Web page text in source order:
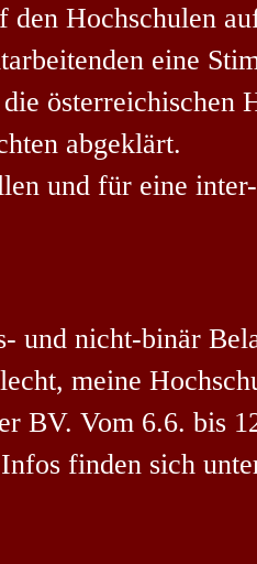
den Hochschulen
eine
österreichischen
abgeklärt.
und für eine
nicht-binär
meine
BV. Vom 6.6. bis
finden sich